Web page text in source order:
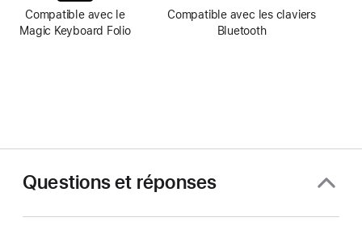
pageCompatible avec le
Magic Keyboard Folio
Compatible avec les claviers
Bluetooth
Questions et réponses